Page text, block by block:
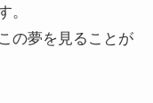
。
の夢を見ることが